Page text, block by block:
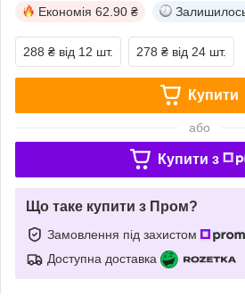
Економія 62.90 ₴
288 ₴ від 12 шт. 278 ₴ від 24 шт.
Купити
або
Купити з
Що таке купити з Пром?
Замовлення під захистом
Доступна доставка